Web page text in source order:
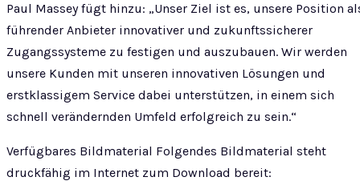
Paul Massey fügt hinzu: „Unser Ziel ist es, unsere Position
führender Anbieter innovativer und zukunftssicherer
Zugangssysteme zu festigen und auszubauen. Wir werden
unsere Kunden mit unseren innovativen Lösungen und
erstklassigem Service dabei unterstützen, in einem sich
schnell verändernden Umfeld erfolgreich zu sein.“
Verfügbares Bildmaterial Folgendes Bildmaterial steht
druckfähig im Internet zum Download bereit: